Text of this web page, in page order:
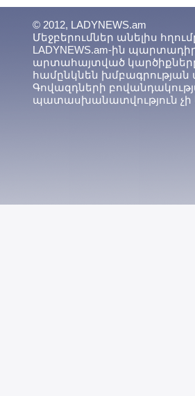
© 2012, LADYNEWS.am
Մեջբերումներ անելիս
LADYNEWS.am-ին
արտահայտված
համընկնեն
Գովազդների
պատասխանատվություն չի